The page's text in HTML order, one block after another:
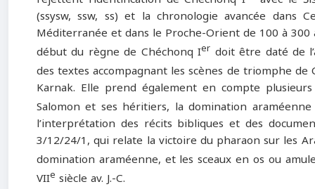
(ssysw, ssw, ss) et la chronologie avancée
Méditerranée et dans le Proche-Orient de 100 à
début du règne de Chéchonq Ier doit être daté de
des textes accompagnant les scènes de triomphe de
Karnak. Elle prend également en compte
Salomon et ses héritiers, la domination
l’interprétation des récits bibliques et des
3/12/24/1, qui relate la victoire du pharaon sur les
domination araméenne, et les sceaux en os ou
VIIe siècle av. J.-C.